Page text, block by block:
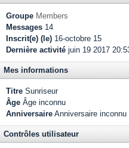
Groupe Members
Messages 14
Inscrit(e) (le) 16-octobre 15
Dernière activité juin 19 2017
Mes informations
Titre Sunriseur
Âge Âge inconnu
Anniversaire Anniversaire inconnu
Contrôles utilisateur